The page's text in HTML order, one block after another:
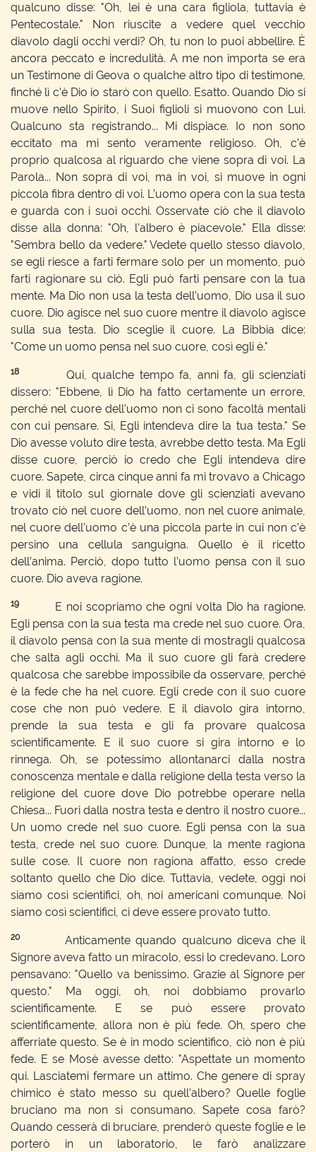
qualcuno disse: "Oh, lei è una cara figliola, tuttavia è
Pentecostale." Non riuscite a vedere quel vecchio
diavolo dagli occhi verdi? Oh, tu non lo puoi abbellire. È
ancora peccato e incredulità. A me non importa se era
un Testimone di Geova o qualche altro tipo di testimone,
finché lì c’è Dio io starò con quello. Esatto. Quando Dio si
muove nello Spirito, i Suoi figlioli si muovono con Lui.
Qualcuno sta registrando... Mi dispiace. Io non sono
eccitato ma mi sento veramente religioso. Oh, c’è
proprio qualcosa al riguardo che viene sopra di voi. La
Parola... Non sopra di voi, ma in voi, si muove in ogni
piccola fibra dentro di voi. L’uomo opera con la sua testa
e guarda con i suoi occhi. Osservate ciò che il diavolo
disse alla donna: "Oh, l’albero è piacevole." Ella disse:
"Sembra bello da vedere." Vedete quello stesso diavolo,
se egli riesce a farti fermare solo per un momento, può
farti ragionare su ciò. Egli può farti pensare con la tua
mente. Ma Dio non usa la testa dell’uomo, Dio usa il suo
cuore. Dio agisce nel suo cuore mentre il diavolo agisce
sulla sua testa. Dio sceglie il cuore. La Bibbia dice:
"Come un uomo pensa nel suo cuore, così egli è."
18
Qui, qualche tempo fa, anni fa, gli scienziati
dissero: "Ebbene, lì Dio ha fatto certamente un errore,
perché nel cuore dell’uomo non ci sono facoltà mentali
con cui pensare. Si, Egli intendeva dire la tua testa." Se
Dio avesse voluto dire testa, avrebbe detto testa. Ma Egli
disse cuore, perciò io credo che Egli intendeva dire
cuore. Sapete, circa cinque anni fa mi trovavo a Chicago
e vidi il titolo sul giornale dove gli scienziati avevano
trovato ciò nel cuore dell’uomo, non nel cuore animale,
nel cuore dell’uomo c’è una piccola parte in cui non c’è
persino una cellula sanguigna. Quello è il ricetto
dell’anima. Perciò, dopo tutto l’uomo pensa con il suo
cuore. Dio aveva ragione.
19
E noi scopriamo che ogni volta Dio ha ragione.
Egli pensa con la sua testa ma crede nel suo cuore. Ora,
il diavolo pensa con la sua mente di mostragli qualcosa
che salta agli occhi. Ma il suo cuore gli farà credere
qualcosa che sarebbe impossibile da osservare, perché
è la fede che ha nel cuore. Egli crede con il suo cuore
cose che non può vedere. E il diavolo gira intorno,
prende la sua testa e gli fa provare qualcosa
scientificamente. E il suo cuore si gira intorno e lo
rinnega. Oh, se potessimo allontanarci dalla nostra
conoscenza mentale e dalla religione della testa verso la
religione del cuore dove Dio potrebbe operare nella
Chiesa... Fuori dalla nostra testa e dentro il nostro cuore...
Un uomo crede nel suo cuore. Egli pensa con la sua
testa, crede nel suo cuore. Dunque, la mente ragiona
sulle cose. Il cuore non ragiona affatto, esso crede
soltanto quello che Dio dice. Tuttavia, vedete, oggi noi
siamo così scientifici, oh, noi americani comunque. Noi
siamo così scientifici, ci deve essere provato tutto.
20Anticamente quando qualcuno diceva che il
Signore aveva fatto un miracolo, essi lo credevano. Loro
pensavano: "Quello va benissimo. Grazie al Signore per
questo." Ma oggi, oh, noi dobbiamo provarlo
scientificamente. E se può essere provato
scientificamente, allora non è più fede. Oh, spero che
afferriate questo. Se è in modo scientifico, ciò non è più
fede. E se Mosè avesse detto: "Aspettate un momento
qui. Lasciatemi fermare un attimo. Che genere di spray
chimico è stato messo su quell’albero? Quelle foglie
bruciano ma non si consumano. Sapete cosa farò?
Quando cesserà di bruciare, prenderò queste foglie e le
porterò in un laboratorio, le farò analizzare